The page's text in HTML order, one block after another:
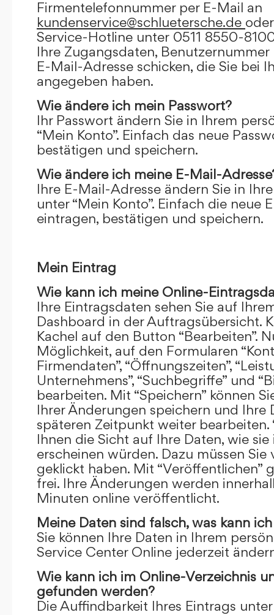
Firmentelefonnummer per E-Mail an
kundenservice@schluetersche.de
Service-Hotline unter 0511 8550-
Ihre Zugangsdaten,
E-Mail-Adresse schicken, die Sie bei
angegeben haben.
Wie ändere ich mein Passwort?
Ihr Passwort ändern Sie in Ihrem
“Mein Konto”. Einfach das neue
bestätigen und speichern.
Wie ändere ich meine E-Mail-
Ihre E-Mail-Adresse ändern Sie in
unter “Mein Konto”. Einfach die neue
eintragen, bestätigen und speichern.
Mein Eintrag
Wie kann ich meine Online-
Ihre Eintragsdaten sehen Sie auf
Dashboard in der Auftragsübersicht.
Kachel auf den Button “Bearbeiten”.
Möglichkeit, auf den Formularen
Firmendaten”, “Öffnungszeiten”,
Unternehmens”, “Suchbegriffe” und
bearbeiten. Mit “Speichern” können
Ihrer Änderungen speichern und Ihre
späteren Zeitpunkt weiter bearbeiten.
Ihnen die Sicht auf Ihre Daten, wie
erscheinen würden. Dazu müssen Sie
geklickt haben. Mit “Veröffentlichen”
frei. Ihre Änderungen werden
Minuten online veröffentlicht.
Meine Daten sind falsch, was kann
Sie können Ihre Daten in Ihrem
Service Center Online jederzeit
Wie kann ich im Online-Verzeichnis
gefunden werden?
Die Auffindbarkeit Ihres Eintrags